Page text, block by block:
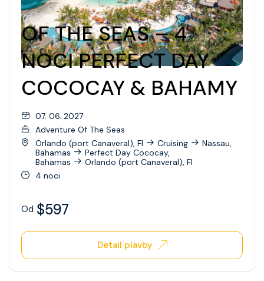
OF THE SEAS – 4
NOCI PERFECT DAY
COCOCAY & BAHAMY
07. 06. 2027
Adventure Of The Seas
Orlando (port Canaveral), Fl
Cruising
Nassau,
Bahamas
Perfect Day Cococay,
Bahamas
Orlando (port Canaveral), Fl
4 noci
Od $597
Detail plavby